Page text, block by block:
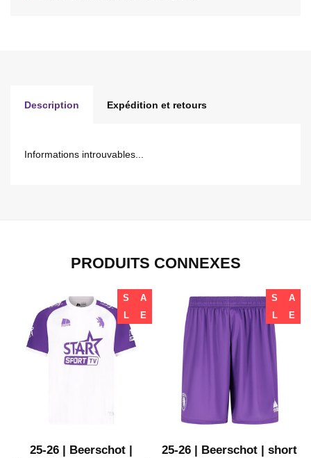
Description Expédition et retours
Informations introuvables...
PRODUITS CONNEXES
S
A
L
E
25-26 | Beerschot |
S
A
L
E
25-26 | Beerschot | short